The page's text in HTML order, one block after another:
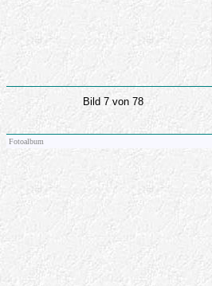
Bild 7 von 78
Fotoalbum